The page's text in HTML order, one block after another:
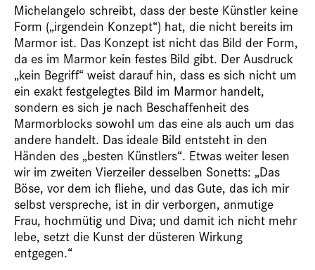
Michelangelo schreibt, dass der beste Künstler keine
Form („irgendein Konzept“) hat, die nicht bereits im
Marmor ist. Das Konzept ist nicht das Bild der Form,
da es im Marmor kein festes Bild gibt. Der Ausdruck
„kein Begriff“ weist darauf hin, dass es sich nicht um
ein exakt festgelegtes Bild im Marmor handelt,
sondern es sich je nach Beschaffenheit des
Marmorblocks sowohl um das eine als auch um das
andere handelt. Das ideale Bild entsteht in den
Händen des „besten Künstlers“. Etwas weiter lesen
wir im zweiten Vierzeiler desselben Sonetts: „Das
Böse, vor dem ich fliehe, und das Gute, das ich mir
selbst verspreche, ist in dir verborgen, anmutige
Frau, hochmütig und Diva; und damit ich nicht mehr
lebe, setzt die Kunst der düsteren Wirkung
entgegen.“